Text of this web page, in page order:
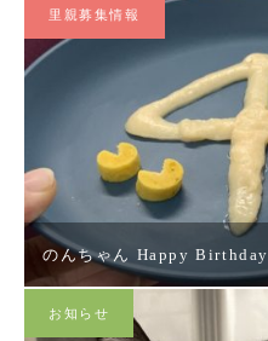
里親募集情報
のんちゃん Happy Birthday
お知らせ